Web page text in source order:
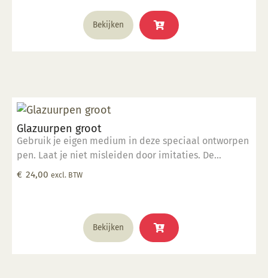
vormen van keramiek. Elke pen wordt geleverd met
steelreiniger om de menuetpunt schoon te maken.
Met de Glazuurpen Smal kunt u extra dunne, fijne
Bekijken
Glazuurpen groot
Gebruik je eigen medium in deze speciaal ontworpen
pen. Laat je niet misleiden door imitaties. De
ingenieurs van Kemper hebben deze tool ontworpen
vormen van keramiek. Elke pen wordt geleverd met
steelreiniger om de menuetpunt schoon te maken.
Met de Glazuurpen Groot kunt u fijne lijnen maken die
€ 24,00 excl. BTW
Bekijken